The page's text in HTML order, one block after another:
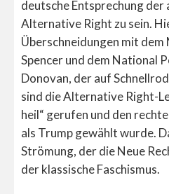
deutsche Entsprechung der
Alternative Right zu sein.
Überschneidungen mit dem
Spencer und dem National
Donovan, der auf
sind die Alternative Right-
heil“ gerufen und den
als Trump gewählt wurde.
Strömung, der die Neue
der klassische Faschismus.